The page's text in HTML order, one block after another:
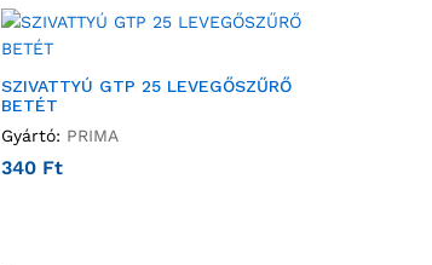
SZIVATTYÚ GTP 25 LEVEGŐSZŰRŐ
BETÉT
Gyártó: PRIMA
340 Ft